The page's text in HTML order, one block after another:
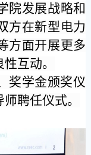
院发展战略和
方在新型电力
方面开展更多
互动。
奖学金颁奖仪
聘任仪式。